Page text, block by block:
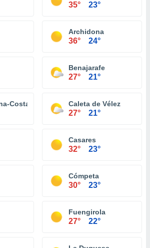
35° 23°
Archidona
36° 24°
Benajarafe
27° 21°
Costa Caleta de Vélez
27° 21°
Casares
32° 23°
Cómpeta
30° 23°
Fuengirola
27° 22°